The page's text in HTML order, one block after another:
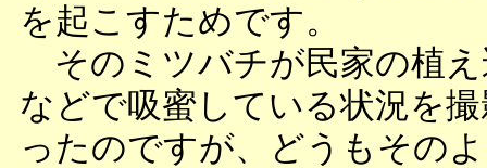
を起こすためです。
そのミツバチが民家の植え
などで吸蜜している状況を
ったのですが、どうもその